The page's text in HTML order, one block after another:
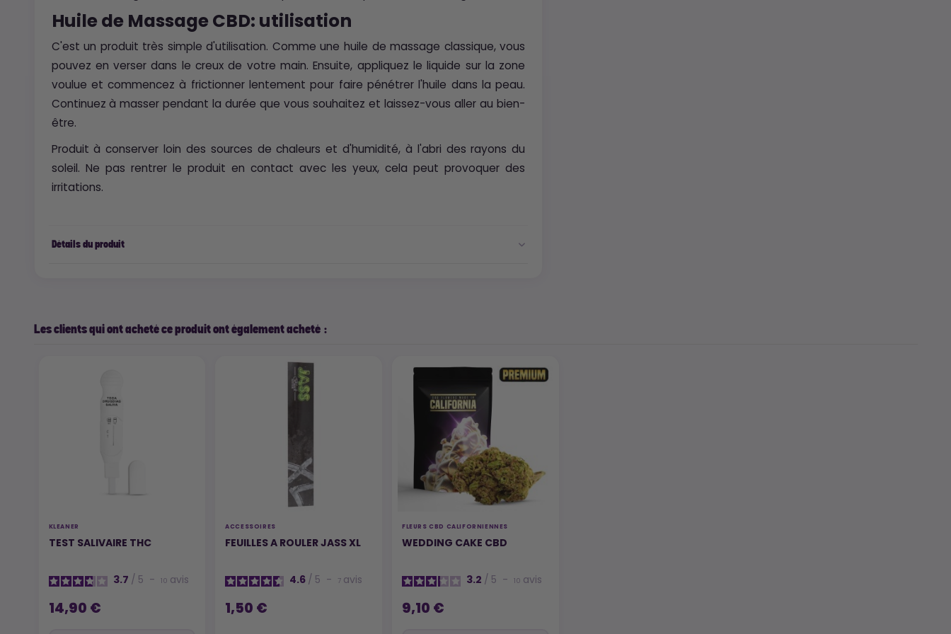
Huile de Massage CBD: utilisation
C'est un produit très simple d'utilisation. Comme une huile de massage classique, vous
pouvez en verser dans le creux de votre main. Ensuite, appliquez le liquide sur la zone
voulue et commencez à frictionner lentement pour faire pénétrer l'huile dans la peau.
Continuez à masser pendant la durée que vous souhaitez et laissez-vous aller au bien-
être.
Produit à conserver loin des sources de chaleurs et d'humidité, à l'abri des rayons du
soleil. Ne pas rentrer le produit en contact avec les yeux, cela peut provoquer des
irritations.
Détails du produit
Les clients qui ont acheté ce produit ont également acheté :
KLEANER
TEST SALIVAIRE THC
3.7 / 5 - 10 avis
14,90 €
ACCESSOIRES
FEUILLES A ROULER JASS XL
4.6 / 5 - 7 avis
1,50 €
FLEURS CBD CALIFORNIENNES
WEDDING CAKE CBD
3.2 / 5 - 10 avis
9,10 €